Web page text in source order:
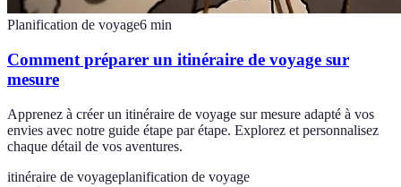
Planification de voyage6 min
Comment préparer un itinéraire de voyage sur
mesure
Apprenez à créer un itinéraire de voyage sur mesure adapté à vos
envies avec notre guide étape par étape. Explorez et personnalisez
chaque détail de vos aventures.
itinéraire de voyageplanification de voyage